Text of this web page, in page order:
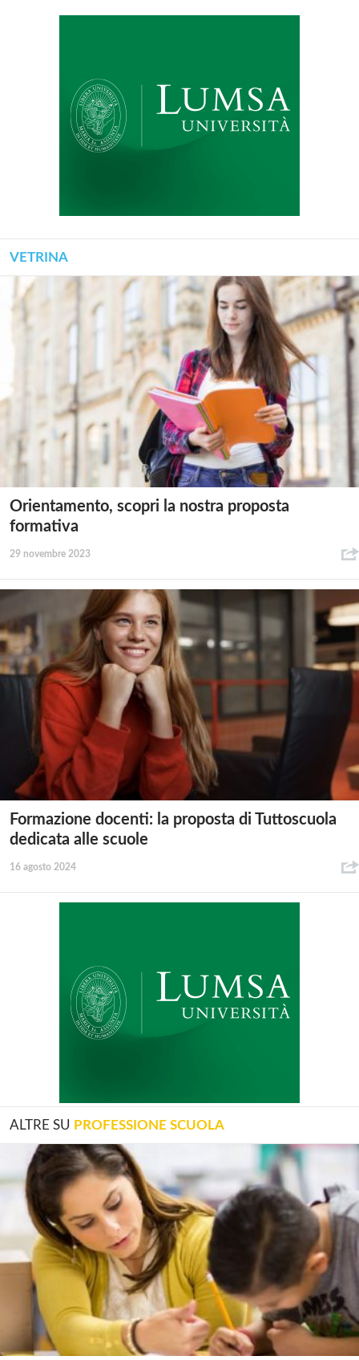
VETRINA
Orientamento, scopri la nostra proposta
formativa
29 novembre 2023
Formazione docenti: la proposta di Tuttoscuola
dedicata alle scuole
16 agosto 2024
ALTRE SU PROFESSIONE SCUOLA